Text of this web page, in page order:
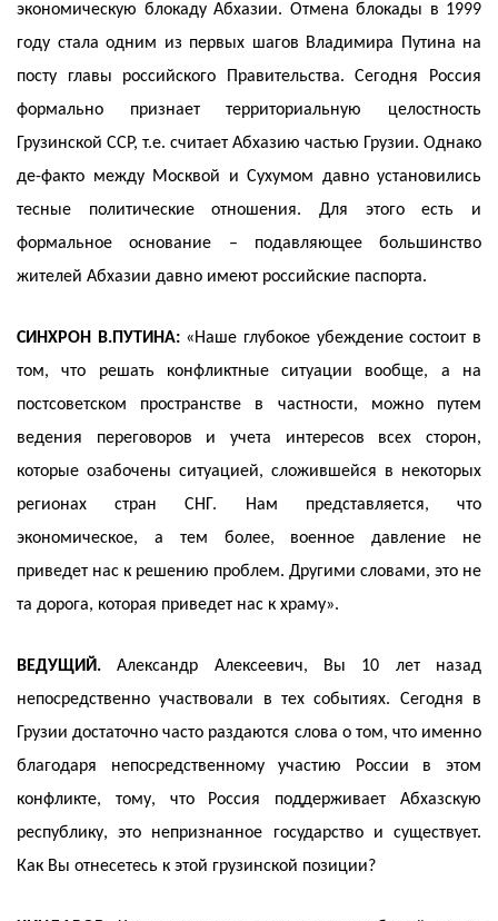
экономическую блокаду Абхазии. Отмена блокады в 1999
году стала одним из первых шагов Владимира Путина на
посту главы российского Правительства. Сегодня Россия
формально признает территориальную целостность
Грузинской ССР, т.е. считает Абхазию частью Грузии. Однако
де-факто между Москвой и Сухумом давно установились
тесные политические отношения. Для этого есть и
формальное основание – подавляющее большинство
жителей Абхазии давно имеют российские паспорта.
СИНХРОН В.ПУТИНА:«Наше глубокое убеждение состоит в
том, что решать конфликтные ситуации вообще, а на
постсоветском пространстве в частности, можно путем
ведения переговоров и учета интересов всех сторон,
которые озабочены ситуацией, сложившейся в некоторых
регионах стран СНГ. Нам представляется, что
экономическое, а тем более, военное давление не
приведет нас к решению проблем. Другими словами, это не
та дорога, которая приведет нас к храму».
ВЕДУЩИЙ. Александр Алексеевич, Вы 10 лет назад
непосредственно участвовали в тех событиях. Сегодня в
Грузии достаточно часто раздаются слова о том, что именно
благодаря непосредственному участию России в этом
конфликте, тому, что Россия поддерживает Абхазскую
республику, это непризнанное государство и существует.
Как Вы отнесетесь к этой грузинской позиции?